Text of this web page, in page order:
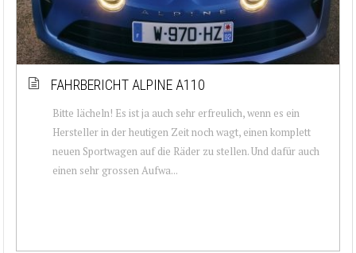
FAHRBERICHT ALPINE A110
Bitte lächeln! Es ist ja auch sehr erfreulich, wenn es ein
Hersteller in der heutigen Zeit noch wagt, einen komplett
neuen Sportwagen auf die Räder zu stellen. Und dafür auch
einen sehr grossen Aufwa...